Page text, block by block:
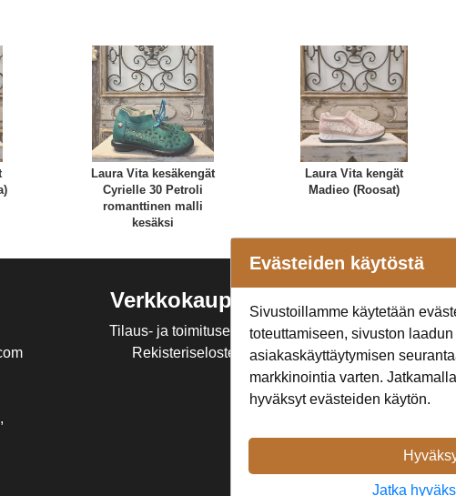
Laura Vita kesäkengät
Cyrielle 30 Petroli
romanttinen malli
kesäksi
Laura Vita kengät
Madieo (Roosat)
Verkkokauppa
Tilaus- ja toimitusehdot
Rekisteriseloste
Evästeiden käytöstä
Sivustoillamme käytetään
toteuttamiseen, sivuston
asiakaskäyttäytymisen
markkinointia varten.
hyväksyt evästeiden käytön.
Jatka